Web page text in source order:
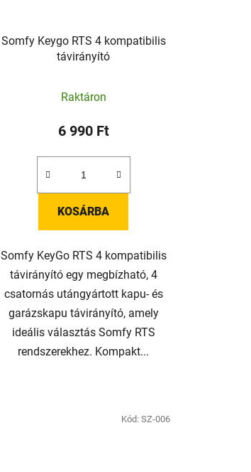
Somfy Keygo RTS 4 kompatibilis
távirányító
Raktáron
6 990 Ft
KOSÁRBA
Somfy KeyGo RTS 4 kompatibilis
távirányító egy megbízható, 4
csatornás utángyártott kapu- és
garázskapu távirányító, amely
ideális választás Somfy RTS
rendszerekhez. Kompakt...
Kód: SZ-006